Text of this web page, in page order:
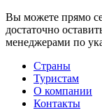
Вы можете прямо
достаточно
менеджерами по
Cтраны
Туристам
О компании
Контакты